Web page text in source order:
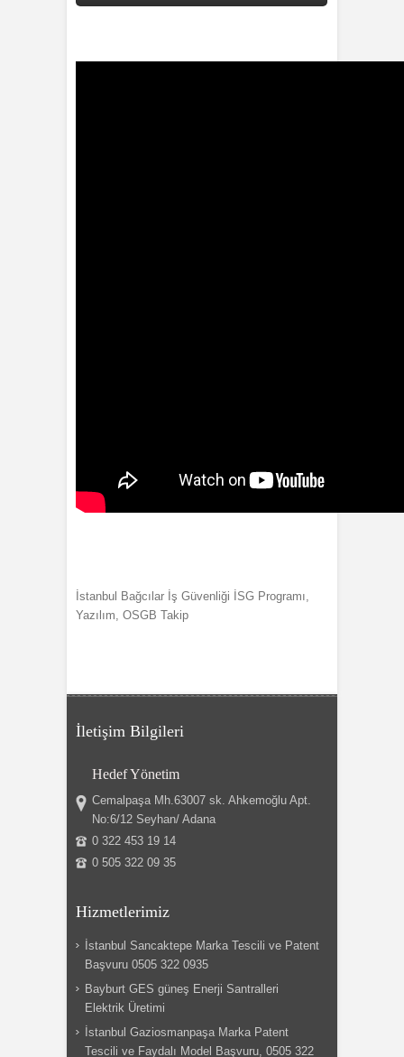
İstanbul Bağcılar İş Güvenliği İSG Programı,
Yazılım, OSGB Takip
İletişim Bilgileri
Hedef Yönetim
Cemalpaşa Mh.63007 sk. Ahkemoğlu Apt.
No:6/12 Seyhan/ Adana
0 322 453 19 14
0 505 322 09 35
Hizmetlerimiz
İstanbul Sancaktepe Marka Tescili ve Patent
Başvuru 0505 322 0935
Bayburt GES güneş Enerji Santralleri
Elektrik Üretimi
İstanbul Gaziosmanpaşa Marka Patent
Tescili ve Faydalı Model Başvuru, 0505 322